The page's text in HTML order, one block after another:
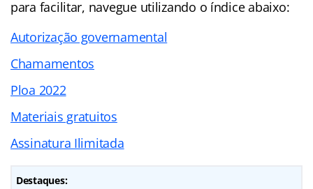
para facilitar, navegue utilizando o índice abaixo:
Autorização governamental
Chamamentos
Ploa 2022
Materiais gratuitos
Assinatura Ilimitada
Destaques: